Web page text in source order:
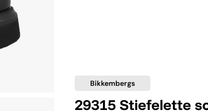
Bikkembergs
29315 Stiefelette